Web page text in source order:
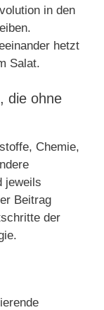
in den
hetzt
Salat.
die ohne
Chemie,
jeweils
Beitrag
der